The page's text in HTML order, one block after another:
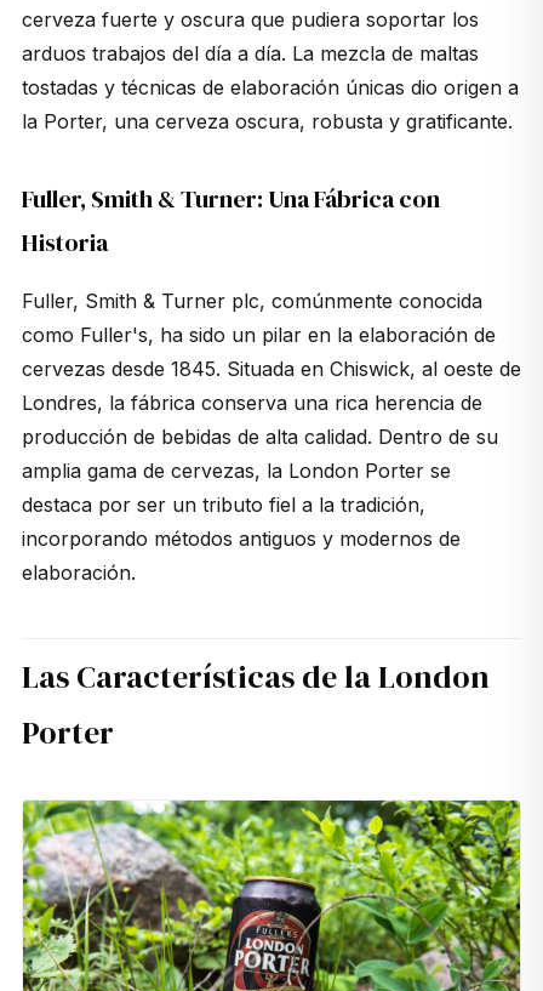
cerveza fuerte y oscura que pudiera soportar los
arduos trabajos del día a día. La mezcla de maltas
tostadas y técnicas de elaboración únicas dio origen a
la Porter, una cerveza oscura, robusta y gratificante.
Fuller, Smith & Turner: Una Fábrica con
Historia
Fuller, Smith & Turner plc, comúnmente conocida
como Fuller's, ha sido un pilar en la elaboración de
cervezas desde 1845. Situada en Chiswick, al oeste de
Londres, la fábrica conserva una rica herencia de
producción de bebidas de alta calidad. Dentro de su
amplia gama de cervezas, la London Porter se
destaca por ser un tributo fiel a la tradición,
incorporando métodos antiguos y modernos de
elaboración.
Las Características de la London
Porter